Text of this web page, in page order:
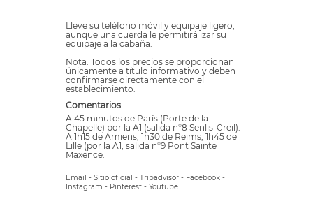
Lleve su teléfono móvil y equipaje ligero,
aunque una cuerda le permitirá izar su
equipaje a la cabaña.
Nota: Todos los precios se proporcionan
únicamente a título informativo y deben
confirmarse directamente con el
establecimiento.
Comentarios
A 45 minutos de París (Porte de la
Chapelle) por la A1 (salida n°8 Senlis-Creil).
A 1h15 de Amiens, 1h30 de Reims, 1h45 de
Lille (por la A1, salida n°9 Pont Sainte
Maxence.
Email - Sitio oficial - Tripadvisor - Facebook -
Instagram - Pinterest - Youtube